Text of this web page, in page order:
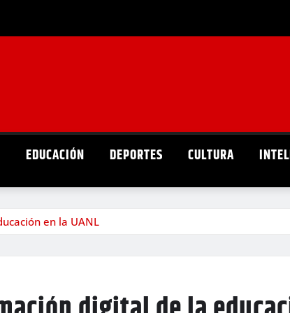
EDUCACIÓN DEPORTES CULTURA
en la UANL